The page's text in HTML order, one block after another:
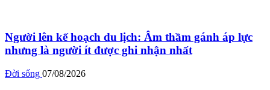
Người lên kế hoạch du lịch: Âm thầm gánh áp lực
nhưng là người ít được ghi nhận nhất
Đời sống 07/08/2026